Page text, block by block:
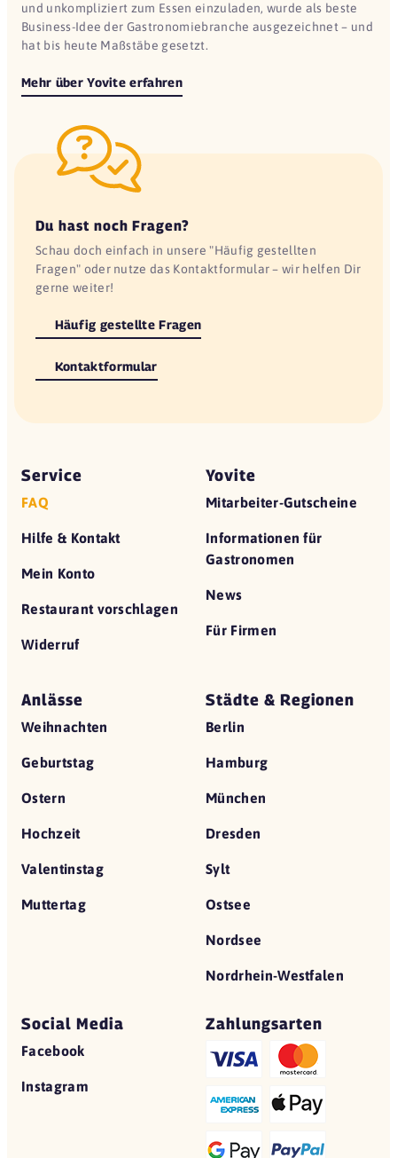
und unkompliziert zum Essen einzuladen, wurde als beste
Business-Idee der Gastronomiebranche ausgezeichnet – und
hat bis heute Maßstäbe gesetzt.
Mehr über Yovite erfahren
Du hast noch Fragen?
Schau doch einfach in unsere "Häufig gestellten
Fragen" oder nutze das Kontaktformular – wir helfen Dir
gerne weiter!
Häufig gestellte Fragen
Kontaktformular
Service
FAQ
Hilfe & Kontakt
Mein Konto
Restaurant vorschlagen
Widerruf
Yovite
Mitarbeiter-Gutscheine
Informationen für
Gastronomen
News
Für Firmen
Anlässe
Weihnachten
Geburtstag
Ostern
Hochzeit
Valentinstag
Muttertag
Städte & Regionen
Berlin
Hamburg
München
Dresden
Sylt
Ostsee
Nordsee
Nordrhein-Westfalen
Social Media
Facebook
Instagram
Zahlungsarten